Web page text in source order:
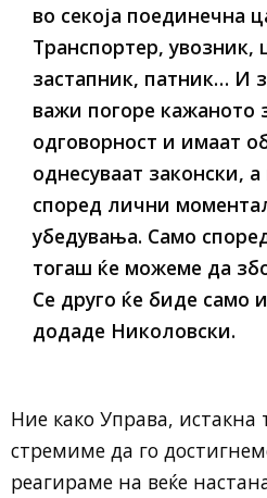
во секоја поединечна
Транспортер, увозник,
застапник, патник… И
важи погоре кажаното
одговорност и имаат
однесуваат законски,
според лични
убедувања. Само
тогаш ќе можеме да
Се друго ќе биде само
додаде Николовски.
Ние како Управа, истакна
стремиме да го
реагираме на веќе